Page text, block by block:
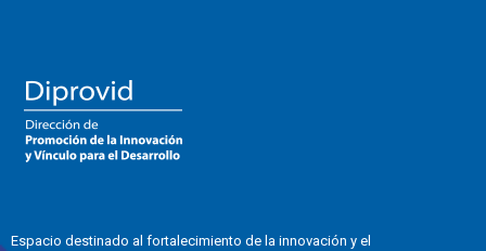
Espacio destinado al fortalecimiento de la innovación y el